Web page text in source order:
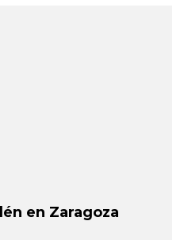
en Zaragoza